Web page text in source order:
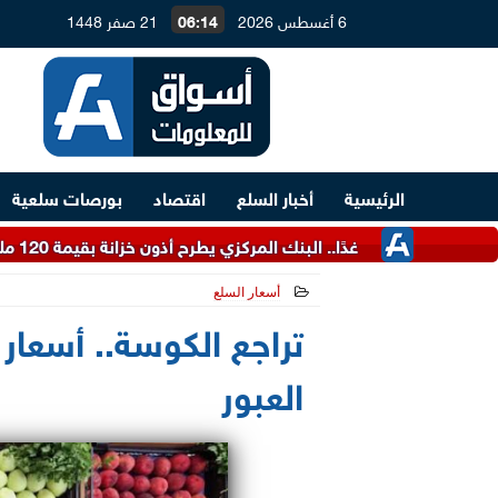
6 أغسطس 2026 06:14 21 صفر 1448
الرئيسية أخبار السلع اقتصاد
بورصات سلعية
غدًا.. البنك المركزي يطرح أذون خزانة بقيمة 120 مليار جنيه
أسعار السلع
تراجع الكوسة..
العبور